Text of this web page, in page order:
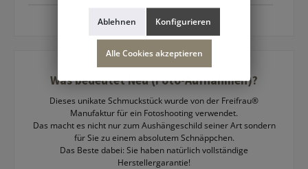
Was bedeutet Neu (Foto-Aufnahmen)?
Dieses unikate Schmuckstück wurde von der Freifrau®
Manufaktur für ein Fotoshooting verwendet.
Das macht es nicht nur zum Aushängeschild seiner Art sondern
für Sie zu einem absolutem Schnäppchen.
Das Beste dabei: Sie haben natürlich vollständige
Herstellergarantie!
Ablehnen Konfigurieren
Alle Cookies akzeptieren